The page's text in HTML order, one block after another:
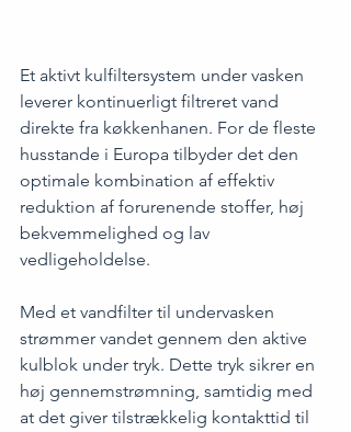
Et aktivt kulfiltersystem under vasken
leverer kontinuerligt filtreret vand
direkte fra køkkenhanen. For de fleste
husstande i Europa tilbyder det den
optimale kombination af effektiv
reduktion af forurenende stoffer, høj
bekvemmelighed og lav
vedligeholdelse.
Med et vandfilter til undervasken
strømmer vandet gennem den aktive
kulblok under tryk. Dette tryk sikrer en
høj gennemstrømning, samtidig med
at det giver tilstrækkelig kontakttid til